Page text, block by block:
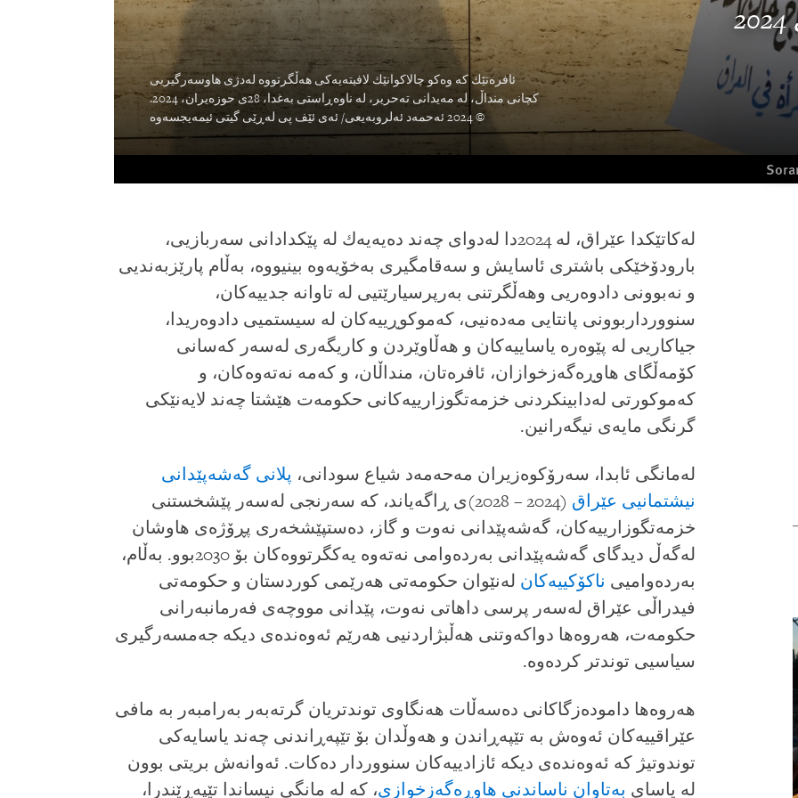
ئافرەتێك کە وەکو چالاکوانێك لافیتەیەکى هەڵگرتووە لەدژى هاوسەرگیریى
کچانى منداڵ، لە مەیدانى تەحریر، لە ناوەڕاستى بەغدا، 28ى حوزەیران، 2024.
© 2024 ئەحمەد ئەلروبەیعى/ ئەى ئێف پى لەڕێى گیتى ئیمەیجسەوە
لەكاتێكدا عێراق، لە 2024دا لەدواى چەند دەیەیەك لە پێكدادانى سەربازیى،
بارودۆخێكى باشترى ئاسایش و سەقامگیرى بەخۆیەوە بینیووە، بەڵام پارێزبەندیى
و نەبوونى دادوەریى وهەڵگرتنى بەرپرسیارێتیى لە تاوانە جدییەكان،
سنوورداربوونى پانتایى مەدەنیى، كەموكوڕییەكان لە سیستمیى دادوەریدا،
جیاكاریى لە پێوەرە یاساییەكان و هەڵاوێردن و كاریگەرى لەسەر كەسانى
كۆمەڵگاى هاوڕەگەزخوازان، ئافرەتان، منداڵان، و كەمە نەتەوەكان، و
كەموكورتى لەدابینكردنى خزمەتگوزارییەكانى حكومەت هێشتا چەند لایەنێكى
گرنگی مایەى نیگەرانین.
لەمانگى ئابدا، سەرۆكوەزیران مەحەمەد شیاع سودانى، پلانى گەشەپێدانى
نیشتمانیى عێراق
(2024 – 2028)ى ڕاگەیاند، كە سەرنجى لەسەر پێشخستنى
خزمەتگوزارییەكان، گەشەپێدانى نەوت و گاز، دەستپێشخەرى پڕۆژەى هاوشان
لەگەڵ دیدگاى گەشەپێدانى بەردەوامى نەتەوە یەكگرتووەكان بۆ 2030بوو. بەڵام،
بەردەوامیى ناكۆكییەكان لەنێوان حكومەتى هەرێمى كوردستان و حكومەتى
فیدراڵى عێراق لەسەر پرسى داهاتى نەوت، پێدانى مووچەى فەرمانبەرانى
حكومەت، هەروەها دواكەوتنى هەڵبژاردنیى هەرێم ئەوەندەى دیكە جەمسەرگیرى
سیاسیى توندتر كردەوە.
هەروەها دامودەزگاكانى دەسەڵات هەنگاوى توندتریان گرتەبەر بەرامبەر بە مافى
عێراقییەكان ئەوەش بە تێپەڕاندن و هەوڵدان بۆ تێپەڕاندنى چەند یاسایەكى
توندوتیژ كە ئەوەندەى دیكە ئازادییەكان سنووردار دەكات. ئەوانەش بریتى بوون
لە یاساى بەتاوان ناساندنى هاوڕەگەزخوازى، كە لە مانگى نیساندا تێپەڕێندرا،